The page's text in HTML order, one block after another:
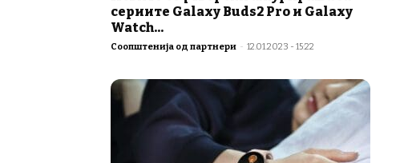
сериите Galaxy Buds2 Pro и Galaxy
Watch...
Соопштенија од партнери - 12.01.2023 - 15:22